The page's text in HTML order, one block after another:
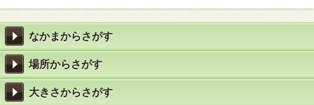
なかまからさがす
場所からさがす
大きさからさがす